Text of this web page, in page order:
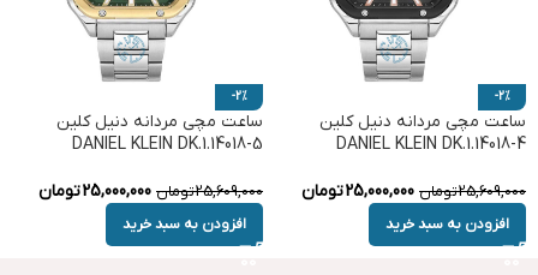
-2%
ساعت مچی مردانه دنیل کلین
DANIEL KLEIN DK.1.14018-4
25,609,000تومان 25,000,000تومان
افزودن به سبد خرید
-2%
ساعت مچی مردانه دنیل کلین
DANIEL KLEIN DK.1.14018-5
25,609,000تومان 25,000,000تومان
افزودن به سبد خرید